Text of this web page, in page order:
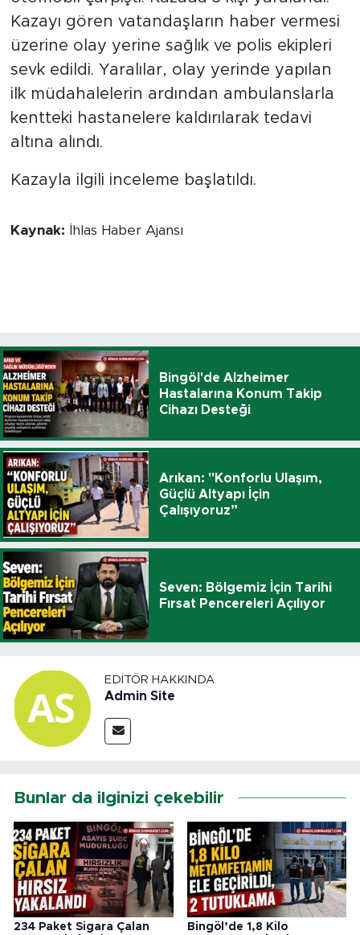
Kazayı gören vatandaşların haber vermesi
üzerine olay yerine sağlık ve polis ekipleri
sevk edildi. Yaralılar, olay yerinde yapılan
ilk müdahalelerin ardından ambulanslarla
kentteki hastanelere kaldırılarak tedavi
altına alındı.
Kazayla ilgili inceleme başlatıldı.
Kaynak: İhlas Haber Ajansı
Bingöl'de Alzheimer
Hastalarına Konum Takip
Cihazı Desteği
Arıkan: "Konforlu Ulaşım,
Güçlü Altyapı İçin
Çalışıyoruz”
Seven: Bölgemiz İçin Tarihi
Fırsat Pencereleri Açılıyor
EDITÖR HAKKINDA
Admin Site
Bunlar da ilginizi çekebilir
234 Paket Sigara Çalan
Bingöl’de 1,8 Kilo